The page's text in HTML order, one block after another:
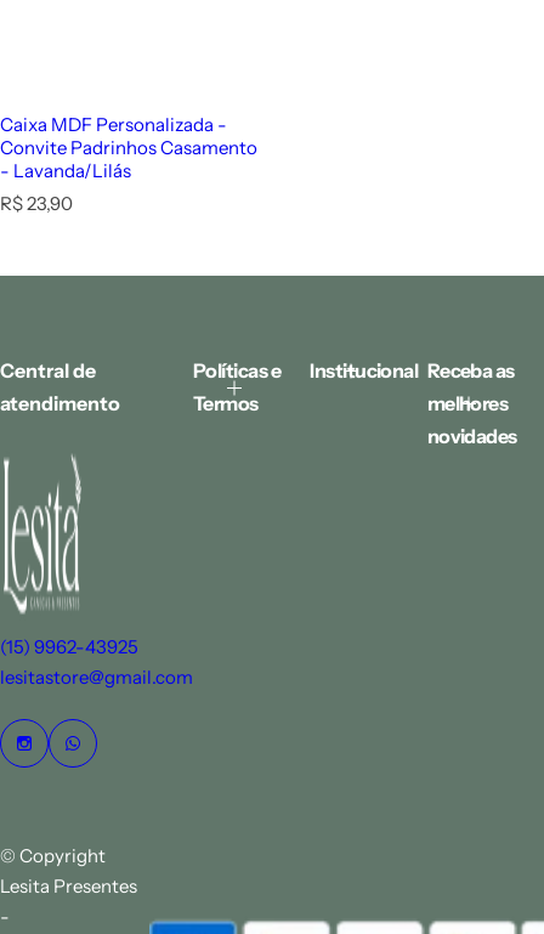
Caixa MDF Personalizada -
Convite Padrinhos Casamento
- Lavanda/Lilás
P
ç
r
a
R$ 23,90
Central de
atendimento
(15) 9962-43925
lesitastore@gmail.com
Políticas e
Termos
Institucional Receba as
melhores
novidades
© Copyright
Lesita Presentes
-